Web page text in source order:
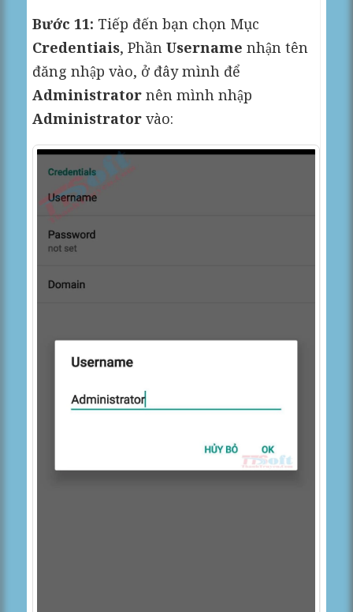
Bước 11: Tiếp đến bạn chọn Mục
Credentiais, PhầnUsername nhận tên
đăng nhập vào, ở đây mình để
Administrator nên mình nhập
Administrator vào: